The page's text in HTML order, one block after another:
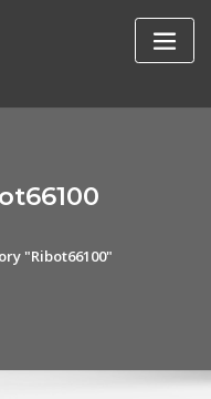
"Ribot66100"